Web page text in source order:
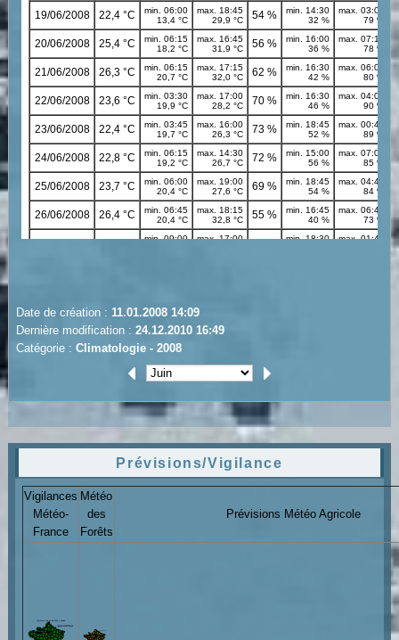
Date de création : 11.01.2008 14:09
Dernière modification : 24.12.2010 16:49
Catégorie : Climatologie - 2008
Prévisions/Vigilance
Vigilances
Météo-
France
Météo
des
Forêts
Prévisions Météo Agricole